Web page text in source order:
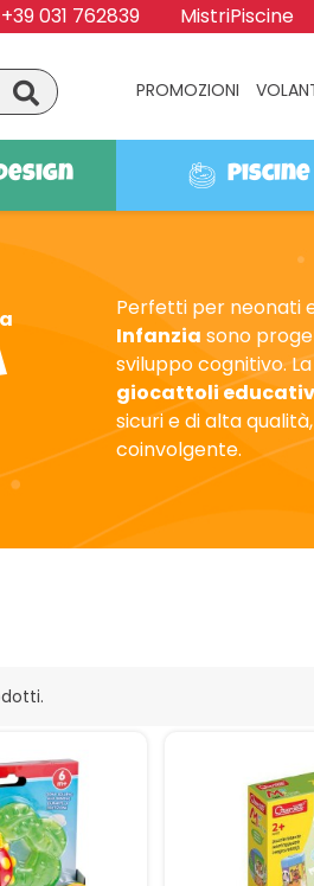
+39 031 762839 MistriPiscine
PROMOZIONI
Piscine
Perfetti per neonati
Infanzia sono
sviluppo cognitivo.
giocattoli
sicuri e di alta
coinvolgente.